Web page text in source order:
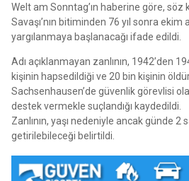
Welt am Sonntag’ın haberine göre, söz
Savaşı’nın bitiminden 76 yıl sonra
yargılanmaya başlanacağı ifade edildi.
Adı açıklanmayan zanlının, 1942’den
kişinin hapsedildiği ve 20 bin kişinin
Sachsenhausen’de güvenlik görevlisi
destek vermekle suçlandığı kaydedildi.
Zanlının, yaşı nedeniyle ancak günde
getirilebileceği belirtildi.